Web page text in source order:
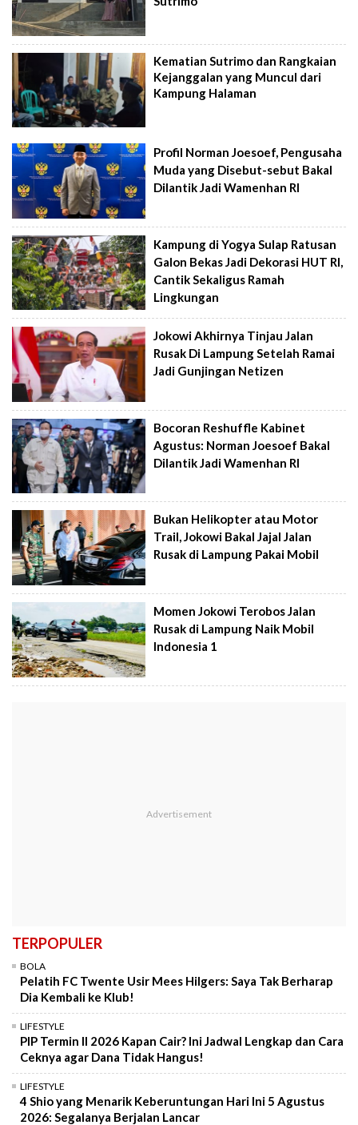
Kematian Sutrimo dan Rangkaian
Kejanggalan yang Muncul dari
Kampung Halaman
Profil Norman Joesoef, Pengusaha
Muda yang Disebut-sebut Bakal
Dilantik Jadi Wamenhan RI
Kampung di Yogya Sulap Ratusan
Galon Bekas Jadi Dekorasi HUT RI,
Cantik Sekaligus Ramah
Lingkungan
Jokowi Akhirnya Tinjau Jalan
Rusak Di Lampung Setelah Ramai
Jadi Gunjingan Netizen
Bocoran Reshuffle Kabinet
Agustus: Norman Joesoef Bakal
Dilantik Jadi Wamenhan RI
Bukan Helikopter atau Motor
Trail, Jokowi Bakal Jajal Jalan
Rusak di Lampung Pakai Mobil
Momen Jokowi Terobos Jalan
Rusak di Lampung Naik Mobil
Indonesia 1
TERPOPULER
BOLA
Pelatih FC Twente Usir Mees Hilgers: Saya Tak Berharap
Dia Kembali ke Klub!
LIFESTYLE
PIP Termin II 2026 Kapan Cair? Ini Jadwal Lengkap dan Cara
Ceknya agar Dana Tidak Hangus!
LIFESTYLE
4 Shio yang Menarik Keberuntungan Hari Ini 5 Agustus
2026: Segalanya Berjalan Lancar